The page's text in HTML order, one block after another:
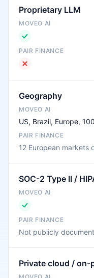
Proprietary LLM
Geography
US, Brazil, Europe,
12 European markets
SOC-2 Type II /
Not publicly
Private cloud / on-